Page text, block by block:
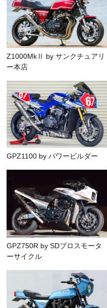
Z1000MkⅡ by サンクチュアリ
ー本店
GPZ1100 by パワービルダー
GPZ750R by SDブロスモータ
ーサイクル